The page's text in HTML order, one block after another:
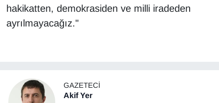
hakikatten, demokrasiden ve milli iradeden
ayrılmayacağız."
GAZETECI
Akif Yer